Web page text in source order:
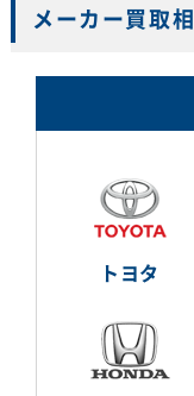
メーカー買取
トヨタ